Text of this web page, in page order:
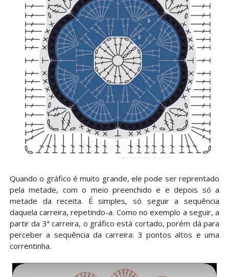
Quando o gráfico é muito grande, ele pode ser reprentado
pela metade, com o meio preenchido e e depois só a
metade da receita. É simples, só seguir a sequência
daquela carreira, repetindo-a. Como no exemplo a seguir, a
partir da 3ª carreira, o gráfico está cortado, porém dá para
perceber a sequência da carreira: 3 pontos altos e uma
correntinha.